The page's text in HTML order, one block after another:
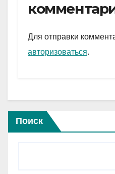
a
m
A
p
Для отправки
авторизоваться.
Поиск